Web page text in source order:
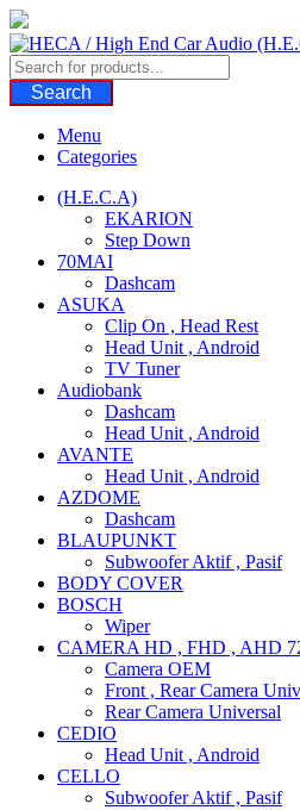
Skip
to
content
Search
Menu
Categories
(H.E.C.A)
EKARION
Step Down
70MAI
Dashcam
ASUKA
Clip On , Head Rest
Head Unit , Android
TV Tuner
Audiobank
Dashcam
Head Unit , Android
AVANTE
Head Unit , Android
AZDOME
Dashcam
BLAUPUNKT
Subwoofer Aktif , Pasif
BODY COVER
BOSCH
Wiper
CAMERA HD , FHD , AHD
Camera OEM
Front , Rear Camera
Rear Camera Universal
CEDIO
Head Unit , Android
CELLO
Subwoofer Aktif , Pasif